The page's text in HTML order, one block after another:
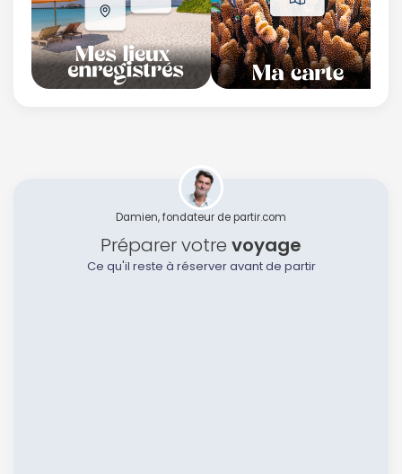
Damien, fondateur de partir.com
Préparer votre voyage
Ce qu'il reste à réserver avant de partir